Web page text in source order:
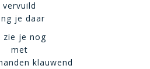
vervuild
je daar
zie je nog
met
klauwend